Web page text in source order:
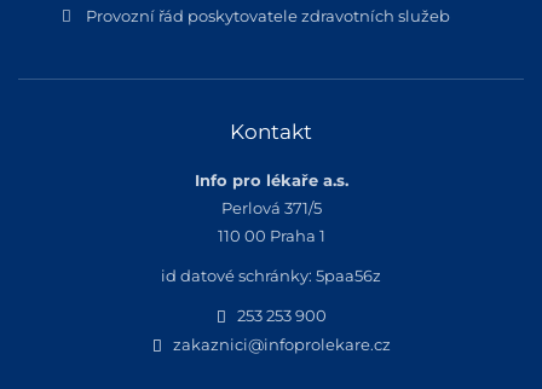
Provozní řád poskytovatele zdravotních služeb
Kontakt
Info pro lékaře a.s.
Perlová 371/5
110 00 Praha 1
id datové schránky: 5paa56z
253 253 900
zakaznici@infoprolekare.cz